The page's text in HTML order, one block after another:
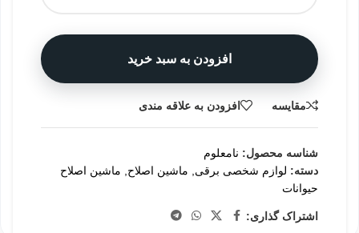
افزودن به سبد خرید
مقایسه افزودن به علاقه مندی
شناسه محصول: نامعلوم
دسته: لوازم شخصی برقی, ماشین اصلاح, ماشین اصلاح
حیوانات
اشتراک گذاری: